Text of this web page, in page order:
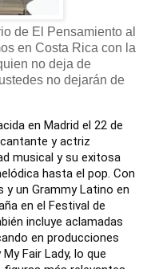
de El Pensamiento al
en Costa Rica con la
no deja de
no dejarán de
en Madrid el 22 de
y actriz
musical y su exitosa
hasta el pop. Con
y un Grammy Latino en
en el Festival de
incluye aclamadas
en producciones
Fair Lady, lo que